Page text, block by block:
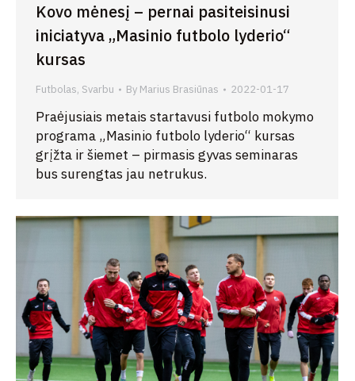
Kovo mėnesį – pernai pasiteisinusi
iniciatyva „Masinio futbolo lyderio“
kursas
Futbolas, Svarbu By Marius Brasiūnas 2022-01-17
Praėjusiais metais startavusi futbolo mokymo
programa „Masinio futbolo lyderio“ kursas
grįžta ir šiemet – pirmasis gyvas seminaras
bus surengtas jau netrukus.